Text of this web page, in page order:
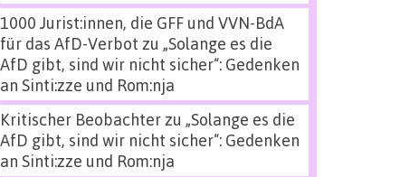
1000 Jurist:innen, die GFF und VVN-BdA
für das AfD-Verbot zu „Solange es die
AfD gibt, sind wir nicht sicher“: Gedenken
an Sinti:zze und Rom:nja
Kritischer Beobachterzu „Solange es die
AfD gibt, sind wir nicht sicher“: Gedenken
an Sinti:zze und Rom:nja